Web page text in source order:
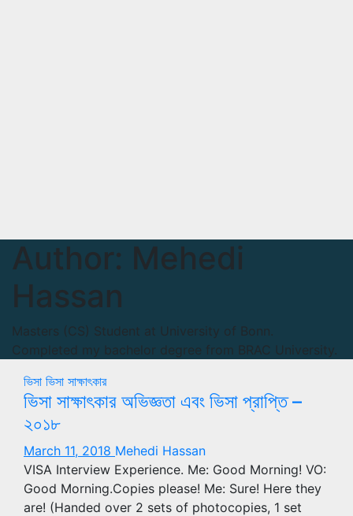
Author: Mehedi
Hassan
Masters (CS) Student at University of Bonn.
Completed my bachelor degree from BRAC University.
ভিসা ভিসা সাক্ষাৎকার
ভিসা সাক্ষাৎকার অভিজ্ঞতা এবং ভিসা প্রাপ্তি –
২০১৮
March 11, 2018 Mehedi Hassan
VISA Interview Experience. Me: Good Morning! VO:
Good Morning.Copies please! Me: Sure! Here they
are! (Handed over 2 sets of photocopies, 1 set